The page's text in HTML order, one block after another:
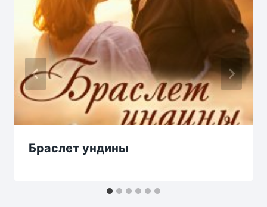
Браслет ундины